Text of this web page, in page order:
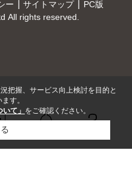
せ
ー サイトマップ
PC版
All rights reserved.
把握、サービス向上検討を目的と
す。
て」 をご確認ください。